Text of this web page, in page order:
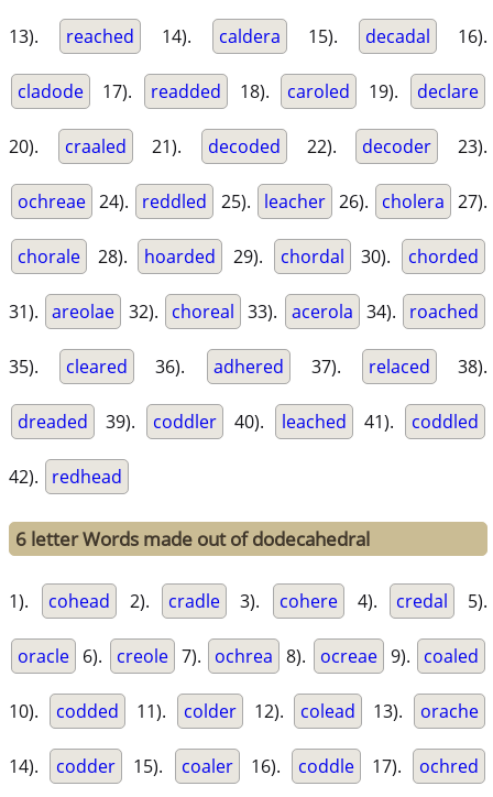
13). reached 14). caldera 15). decadal 16).
cladode 17). readded 18). caroled 19). declare
20). craaled 21). decoded 22). decoder 23).
ochreae 24). reddled 25). leacher 26). cholera 27).
chorale 28). hoarded 29). chordal 30). chorded
31). areolae 32). choreal 33). acerola 34). roached
35). cleared 36). adhered 37). relaced 38).
dreaded 39). coddler 40). leached 41). coddled
42). redhead
6 letter Words made out of dodecahedral
1). cohead 2). cradle 3). cohere 4). credal 5).
oracle 6). creole 7). ochrea 8). ocreae 9). coaled
10). codded 11). colder 12). colead 13). orache
14). codder 15). coaler 16). coddle 17). ochred